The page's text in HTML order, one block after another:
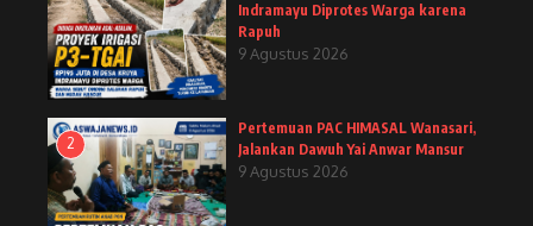
Indramayu Diprotes Warga karena
Rapuh
9 Agustus 2026
2
Pertemuan PAC HIMASAL Wanasari,
Jalankan Dawuh Yai Anwar Mansur
9 Agustus 2026